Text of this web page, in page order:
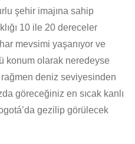
şehir imajına sahip
10 ile 20 dereceler
mevsimi yaşanıyor ve
konum olarak neredeyse
deniz seviyesinden
göreceğiniz en sıcak kanlı
gezilip görülecek